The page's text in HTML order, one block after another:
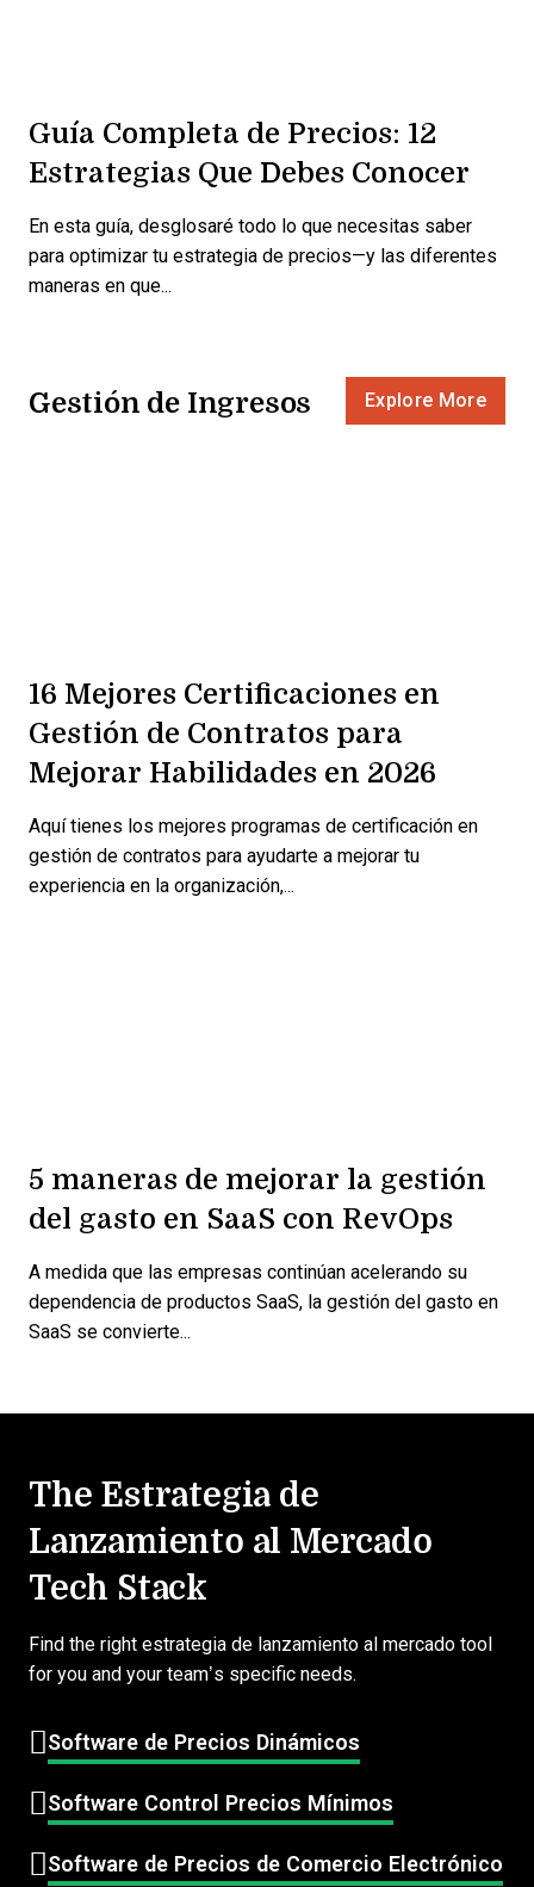
Guía Completa de Precios: 12
Estrategias Que Debes Conocer
En esta guía, desglosaré todo lo que necesitas saber
para optimizar tu estrategia de precios—y las diferentes
maneras en que...
Gestión de Ingresos Explore More
16 Mejores Certificaciones en
Gestión de Contratos para
Mejorar Habilidades en 2026
Aquí tienes los mejores programas de certificación en
gestión de contratos para ayudarte a mejorar tu
experiencia en la organización,...
5 maneras de mejorar la gestión
del gasto en SaaS con RevOps
A medida que las empresas continúan acelerando su
dependencia de productos SaaS, la gestión del gasto en
SaaS se convierte...
The Estrategia de
Lanzamiento al Mercado
Tech Stack
Find the right estrategia de lanzamiento al mercado tool
for you and your team’s specific needs.
Software de Precios Dinámicos
Software Control Precios Mínimos
Software de Precios de Comercio Electrónico